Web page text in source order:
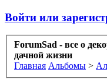
Войти или
ForumSad - все о
дачной жизни
Главная Альбомы >